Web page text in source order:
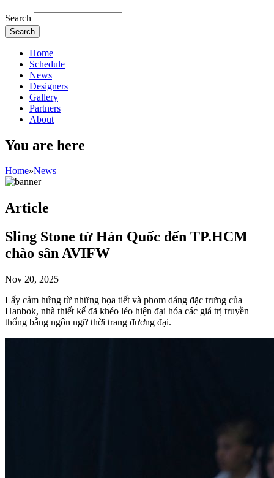
Search
Home
Schedule
News
Designers
Gallery
Partners
About
You are here
Home»News
Article
Sling Stone từ Hàn Quốc đến TP.HCM
chào sân AVIFW
Nov 20, 2025
Lấy cảm hứng từ những họa tiết và phom dáng đặc trưng của
Hanbok, nhà thiết kế đã khéo léo hiện đại hóa các giá trị truyền
thống bằng ngôn ngữ thời trang đương đại.